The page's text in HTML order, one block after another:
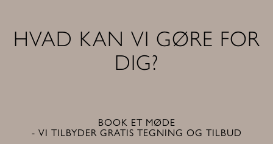
HVAD KAN VI GØRE FOR
DIG?
BOOK ET MØDE
- VI TILBYDER GRATIS TEGNING OG TILBUD